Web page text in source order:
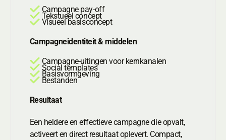
Campagne pay-off
Tekstueel concept
Visueel basisconcept
Campagne­identiteit & middelen
Campagne-uitingen voor kernkanalen
Social templates
Basisvormgeving
Bestanden
Resultaat
Een heldere en effectieve campagne die opvalt,
activeert en direct resultaat oplevert. Compact,